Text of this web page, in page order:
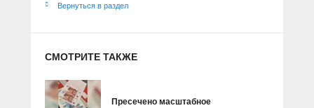
Вернуться в раздел
СМОТРИТЕ ТАКЖЕ
Пресечено масштабное